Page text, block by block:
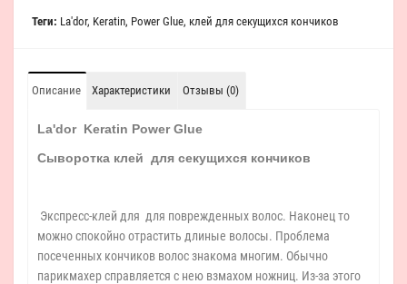
Теги: La'dor, Keratin, Power Glue, клей для секущихся кончиков
Описание Характеристики Отзывы (0)
La'dor Keratin Power Glue
Сыворотка клей для секущихся кончиков
Экспресс-клей для для поврежденных волос. Наконец то
можно спокойно отрастить длиные волосы. Проблема
посеченных кончиков волос знакома многим. Обычно
парикмахер справляется с нею взмахом ножниц. Из-за этого